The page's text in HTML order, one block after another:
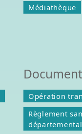
Médiathèque
Opération
Règlement
départemental